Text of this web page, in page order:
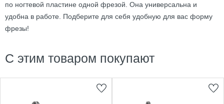
по ногтевой пластине одной фрезой. Она универсальна и
удобна в работе. Подберите для себя удобную для вас форму
фрезы!
С этим товаром покупают